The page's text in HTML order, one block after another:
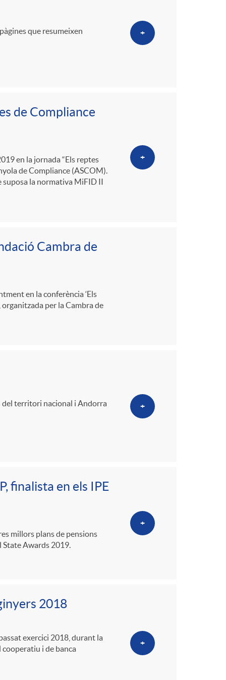
que resumeixen +
de Compliance
en la jornada “Els reptes
de Compliance (ASCOM).
suposa la normativa MiFID II
+
Cambra de
en la conferència ‘Els
per la Cambra de
del territori nacional i Andorra +
finalista en els IPE
millors plans de pensions
State Awards 2019.
+
2018
exercici 2018, durant la
i de banca
+